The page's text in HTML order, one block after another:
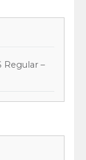
Regular –